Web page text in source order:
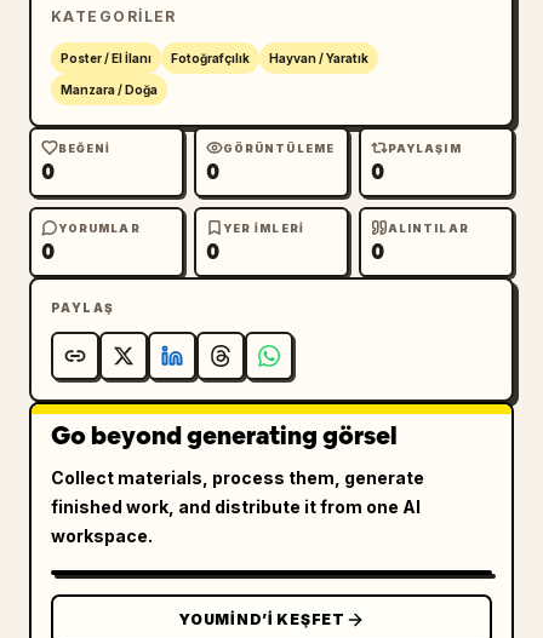
KATEGORILER
Poster / El İlanı Fotoğrafçılık Hayvan / Yaratık
Manzara / Doğa
BEĞENI
0
GÖRÜNTÜLEME
0
PAYLAŞIM
0
YORUMLAR
0
YER IMLERI
0
ALINTILAR
0
PAYLAŞ
Go beyond generating görsel
Collect materials, process them, generate
finished work, and distribute it from one AI
workspace.
YOUMIND’I KEŞFET